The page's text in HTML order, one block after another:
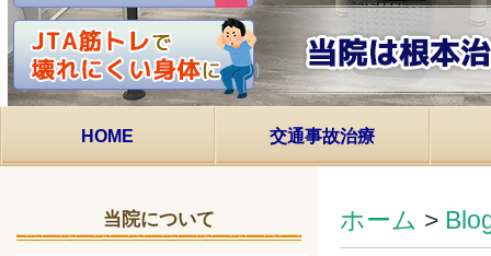
HOME 交通事故治療
ホーム >
当院について